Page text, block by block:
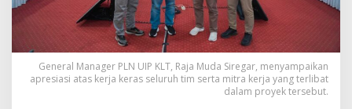
General Manager PLN UIP KLT, Raja Muda Siregar, menyampaikan
apresiasi atas kerja keras seluruh tim serta mitra kerja yang terlibat
dalam proyek tersebut.